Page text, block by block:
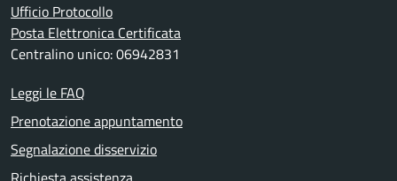
Ufficio Protocollo
Posta Elettronica Certificata
Centralino unico: 06942831
Leggi le FAQ
Prenotazione appuntamento
Segnalazione disservizio